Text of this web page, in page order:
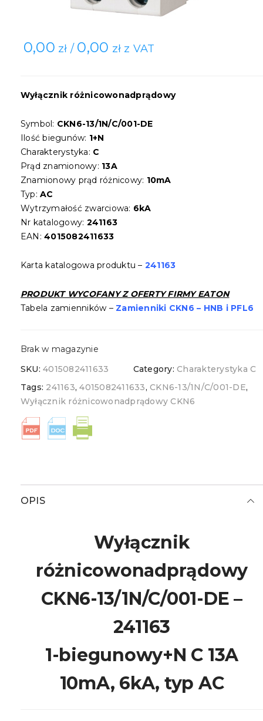
0,00 zł / 0,00 zł z VAT
Wyłącznik różnicowonadprądowy
Symbol: CKN6-13/1N/C/001-DE
Ilość biegunów: 1+N
Charakterystyka: C
Prąd znamionowy: 13A
Znamionowy prąd różnicowy: 10mA
Typ:AC
Wytrzymałość zwarciowa: 6kA
Nr katalogowy: 241163
EAN:4015082411633
Karta katalogowa produktu – 241163
PRODUKT WYCOFANYZ OFERTY FIRMY EATON
Tabela zamienników – Zamienniki CKN6 – HNB i PFL6
Brak w magazynie
SKU:4015082411633 Category:Charakterystyka C
Tags: 241163,4015082411633,CKN6-13/1N/C/001-DE,
Wyłącznik różnicowonadprądowy CKN6
OPIS
Wyłącznik
różnicowonadprądowy
CKN6-13/1N/C/001-DE –
241163
1-biegunowy+N C 13A
10mA, 6kA, typ AC